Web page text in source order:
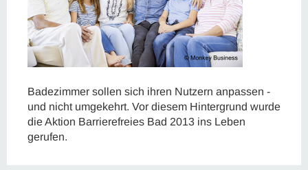
Badezimmer sollen sich ihren Nutzern anpassen -
und nicht umgekehrt. Vor diesem Hintergrund wurde
die Aktion Barrierefreies Bad 2013 ins Leben
gerufen.